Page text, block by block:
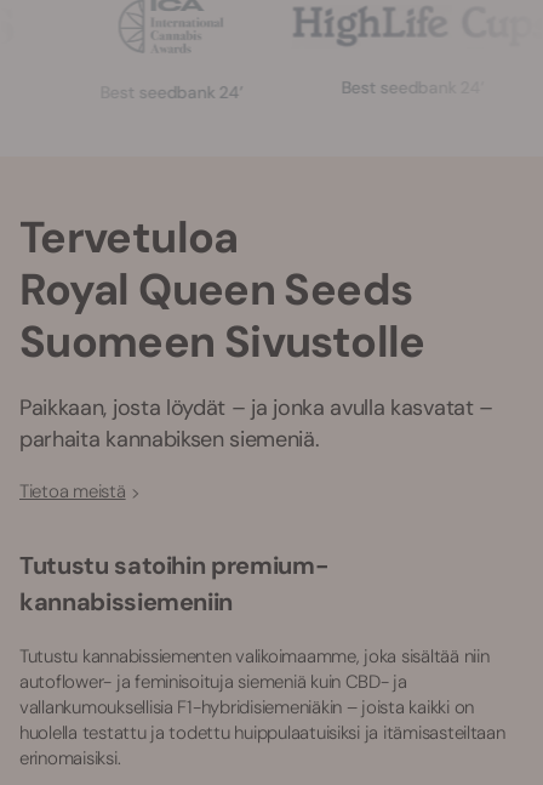
Best seedbank 24’ Best seedbank 24’
Tervetuloa
Royal Queen Seeds
Suomeen Sivustolle
Paikkaan, josta löydät – ja jonka avulla kasvatat –
parhaita kannabiksen siemeniä.
Tietoa meistä
Tutustu satoihin premium-
kannabissiemeniin
Tutustu kannabissiementen valikoimaamme, joka sisältää niin
autoflower- ja feminisoituja siemeniä kuin CBD- ja
vallankumouksellisia F1-hybridisiemeniäkin – joista kaikki on
huolella testattu ja todettu huippulaatuisiksi ja itämisasteiltaan
erinomaisiksi.